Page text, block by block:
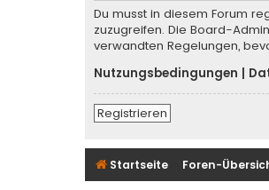
Du musst in diesem Forum
zuzugreifen. Die Board-
verwandten Regelungen,
Nutzungsbedingungen |
Registrieren
Startseite Foren-